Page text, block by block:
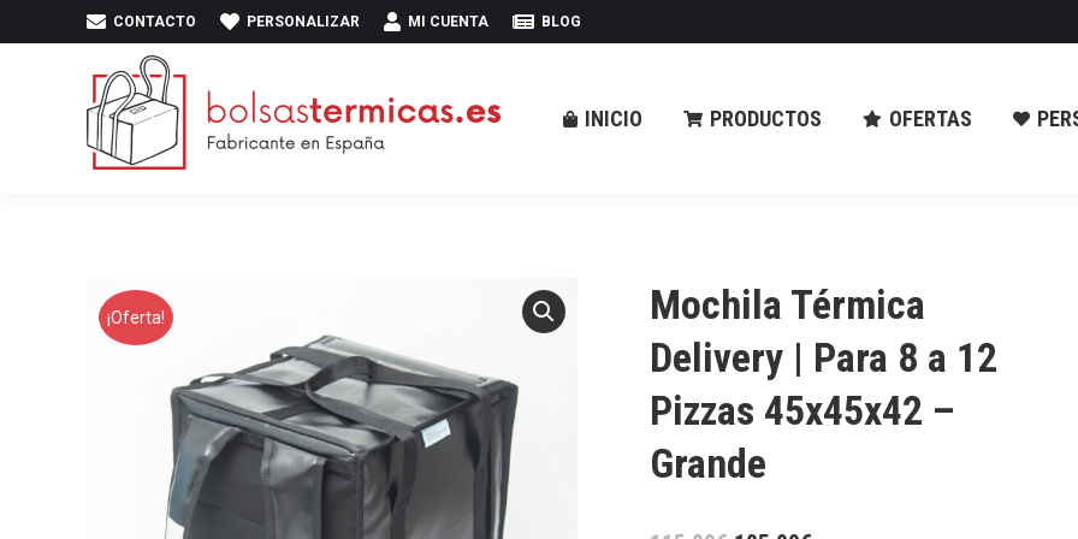
CONTACTO PERSONALIZAR MI CUENTA BLOG
INICIO PRODUCTOS OFERTAS
¡Oferta!
Mochila Térmica
Delivery | Para 8 a 12
Pizzas 45x45x42 –
Grande
INICIO PRODUCTOS OFERTAS PERSONALIZAR